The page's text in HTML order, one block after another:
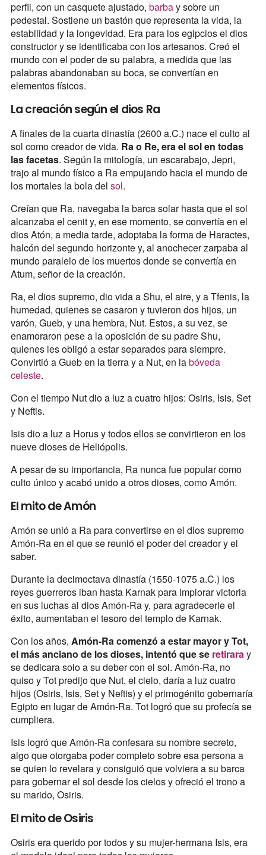
perfil, con un casquete ajustado, barbay sobre un
pedestal. Sostiene un bastón que representa la vida, la
estabilidad y la longevidad. Era para los egipcios el dios
constructor y se identificaba con los artesanos. Creó el
mundo con el poder de su palabra, a medida que las
palabras abandonaban su boca, se convertían en
elementos físicos.
La creación según el dios Ra
A finales de la cuarta dinastía (2600 a.C.) nace el culto al
sol como creador de vida. Ra o Re, era el sol en todas
las facetas. Según la mitología, un escarabajo, Jepri,
trajo al mundo físico a Ra empujando hacia el mundo de
los mortales la bola del sol.
Creían que Ra, navegaba la barca solar hasta que el sol
alcanzaba el cenit y, en ese momento, se convertía en el
dios Atón, a media tarde, adoptaba la forma de Haractes,
halcón del segundo horizonte y, al anochecer zarpaba al
mundo paralelo de los muertos donde se convertía en
Atum, señor de la creación.
Ra, el dios supremo, dio vida a Shu, el aire, y a Tfenis, la
humedad, quienes se casaron y tuvieron dos hijos, un
varón, Gueb, y una hembra, Nut. Estos, a su vez, se
enamoraron pese a la oposición de su padre Shu,
quienes les obligó a estar separados para siempre.
Convirtió a Gueb en la tierra y a Nut, en labóveda
celeste.
Con el tiempo Nut dio a luz a cuatro hijos: Osiris, Isis, Set
y Neftis.
Isis dio a luz a Horus y todos ellos se convirtieron en los
nueve dioses de Heliópolis.
A pesar de su importancia, Ra nunca fue popular como
culto único y acabó unido a otros dioses, como Amón.
El mito de Amón
Amón se unió a Ra para convertirse en el dios supremo
Amón-Ra en el que se reunió el poder del creador y el
saber.
Durante la decimoctava dinastía (1550-1075 a.C.) los
reyes guerreros iban hasta Karnak para implorar victoria
en sus luchas al dios Amón-Ra y, para agradecerle el
éxito, aumentaban el tesoro del templo de Karnak.
Con los años, Amón-Ra comenzó a estar mayor y Tot,
el más anciano de los dioses, intentó que se retiraray
se dedicara solo a su deber con el sol. Amón-Ra, no
quiso y Tot predijo que Nut, el cielo, daría a luz cuatro
hijos (Osiris, Isis, Set y Neftis) y el primogénito gobernaría
Egipto en lugar de Amón-Ra. Tot logró que su profecía se
cumpliera.
Isis logró que Amón-Ra confesara su nombre secreto,
algo que otorgaba poder completo sobre esa persona a
se quien lo revelara y consiguió que volviera a su barca
para gobernar el sol desde los cielos y ofreció el trono a
su marido, Osiris.
El mito de Osiris
Osiris era querido por todos y su mujer-hermana Isis, era